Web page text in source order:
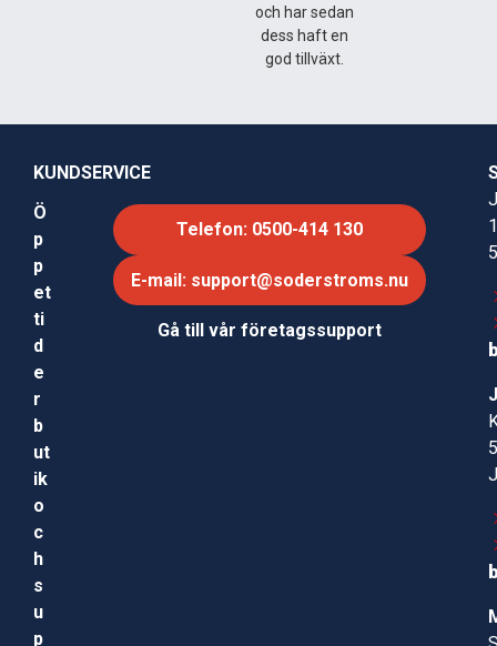
och har sedan
dess haft en
god tillväxt.
KUNDSERVICE
Ö
p
p
et
ti
d
e
r
b
ut
ik
o
c
h
s
u
p
Telefon: 0500-414 130
E-mail: support@soderstroms.nu
Gå till vår företagssupport